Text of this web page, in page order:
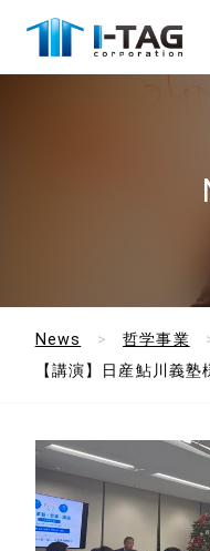
News 哲学事業
【講演】日産鮎川義